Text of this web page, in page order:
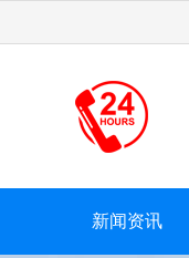
类锻压机械设备的专业厂，
新闻资讯